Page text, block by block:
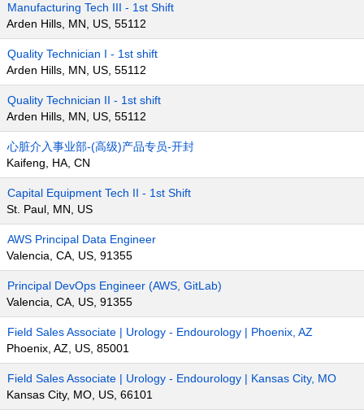
Manufacturing Tech III - 1st Shift
Arden Hills, MN, US, 55112
Quality Technician I - 1st shift
Arden Hills, MN, US, 55112
Quality Technician II - 1st shift
Arden Hills, MN, US, 55112
心脏介入事业部-(高级)产品专员-开封
Kaifeng, HA, CN
Capital Equipment Tech II - 1st Shift
St. Paul, MN, US
AWS Principal Data Engineer
Valencia, CA, US, 91355
Principal DevOps Engineer (AWS, GitLab)
Valencia, CA, US, 91355
Field Sales Associate | Urology - Endourology | Phoenix, AZ
Phoenix, AZ, US, 85001
Field Sales Associate | Urology - Endourology | Kansas City, MO
Kansas City, MO, US, 66101